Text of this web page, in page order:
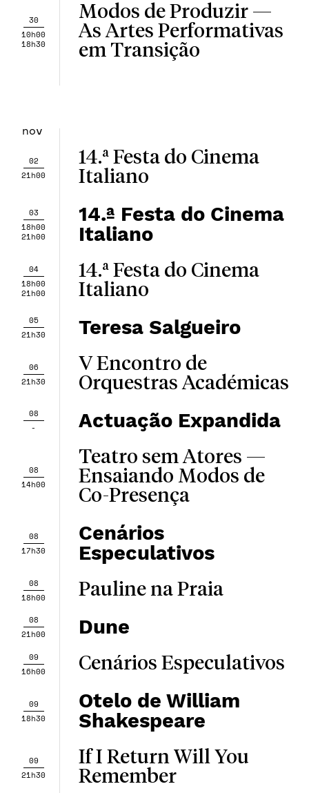
30
10h00
18h30
Modos de Produzir —
As Artes Performativas
em Transição
nov
02
21h00
14.ª Festa do Cinema
Italiano
03
18h00
21h00
14.ª Festa do Cinema
Italiano
04
18h00
21h00
14.ª Festa do Cinema
Italiano
05
21h30
Teresa Salgueiro
06
21h30
V Encontro de
Orquestras Académicas
08
-
Actuação Expandida
08
14h00
Teatro sem Atores —
Ensaiando Modos de
Co-Presença
08
17h30
Cenários
Especulativos
08
18h00
Pauline na Praia
08
21h00
Dune
09
16h00
Cenários Especulativos
09
18h30
Otelo de William
Shakespeare
09
21h30
If I Return Will You
Remember